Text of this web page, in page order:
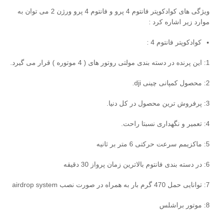
ویژگی های کوادکوپتر فانتوم 4 پرو و فانتوم 4 پرو ورژن 2 می توان به
موارد زیر اشاره کرد :
کوادکوپتر فانتوم 4 :
1: این پرنده در دسته بندی مولتی روتور های ( 4 موتوره ) قرار می گیرد.
2: محصول کمپانی چینی dji.
3: پرفروش ترین محصول در کل دنیا.
4: تعمیر و نگهداری نسبتا راحت.
5: ماکزیمم سرعت حرکتی 6 متر بر ثانیه
6: در دسته بندی فانتوم بالاترین زمان پرواز 30 دقیقه
7: توانایی حمل 470 گرم بار به همراه در صورت نصب airdrop system
8: موتور براشلس